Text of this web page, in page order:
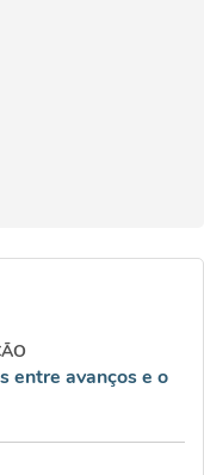
entre avanços e o